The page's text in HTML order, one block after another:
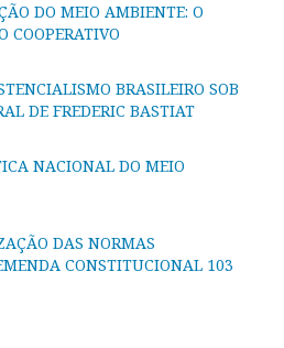
DO MEIO AMBIENTE: O
COOPERATIVO
BRASILEIRO SOB
DE FREDERIC BASTIAT
NACIONAL DO MEIO
DAS NORMAS
CONSTITUCIONAL 103